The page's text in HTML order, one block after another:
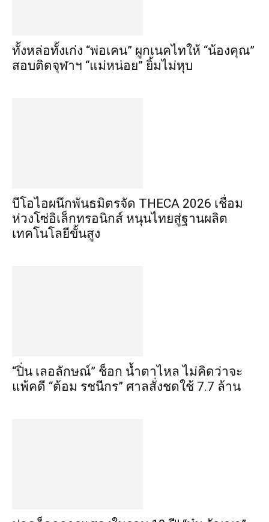
ทั้งหล่อทั้งเก่ง “พ่อเคน” ผูกเนคไทให้ “น้องคุณ”
สอบติดจุฬาฯ “แม่หน่อย” ยิ้มไม่หุบ
บีโอไอผนึกพันธมิตรจัด THECA 2026 เชื่อม
ห่วงโซ่อิเล็กทรอนิกส์ หนุนไทยสู่ฐานผลิต
เทคโนโลยีขั้นสูง
“ปิ่น เลอลักษณ์” ช็อก น้ำตาไหล ไม่คิดว่าจะ
แพ้คดี “ต้อม รชนีกร” ศาลสั่งชดใช้ 7.7 ล้าน